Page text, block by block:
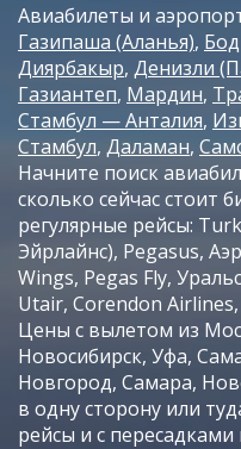
Авиабилеты и
Газипаша (Аланья)
Диярбакыр Денизли
Газиантеп Мардин
Стамбул — Анталия
Стамбул Даламан
Начните поиск
сколько сейчас стоит
регулярные рейсы:
Эйрлайнс), Pegasus,
Wings, Pegas Fly,
Utair, Corendon
Цены с вылетом из
Новосибирск, Уфа,
Новгород, Самара,
в одну сторону или
рейсы и с